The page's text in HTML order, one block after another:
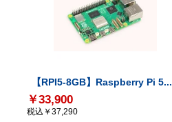
【RPI5-8GB】Raspberry Pi 5...
￥33,900
税込￥37,290